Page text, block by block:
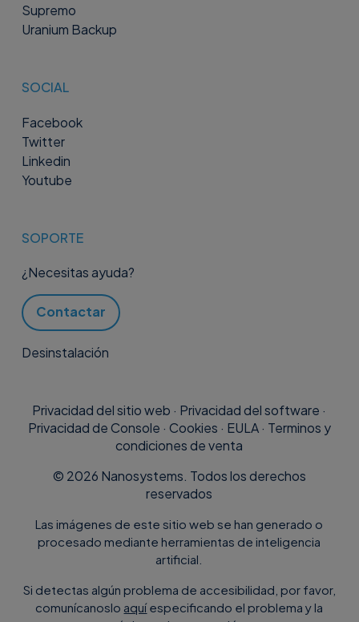
Supremo
Uranium Backup
SOCIAL
Facebook
Twitter
Linkedin
Youtube
SOPORTE
¿Necesitas ayuda?
Contactar
Desinstalación
Privacidad del sitio web · Privacidad del software ·
Privacidad de Console · Cookies · EULA· Terminos y
condiciones de venta
© 2026 Nanosystems. Todos los derechos
reservados
Las imágenes de este sitio web se han generado o
procesado mediante herramientas de inteligencia
artificial.
Si detectas algún problema de accesibilidad, por favor,
comunícanoslo aquíespecificando el problema y la